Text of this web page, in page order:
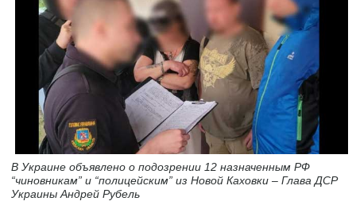
В Украине объявлено о подозрении 12 назначенным РФ
“чиновникам” и “полицейским” из Новой Каховки – Глава ДСР
Украины Андрей Рубель